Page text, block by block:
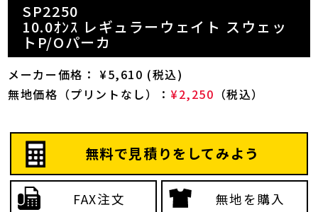
SP2250
10.0ｵﾝｽ レギュラーウェイト スウェッ
トP/Oパーカ
メーカー価格： ¥5,610 (税込)
無地価格（プリントなし）： ¥2,250 （税込）
無料で見積りをしてみよう
FAX注文 無地を購入